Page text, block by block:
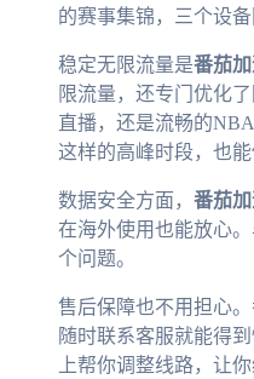
的赛事集锦，三个设
稳定无限流量是番茄
限流量，还专门优化
直播，还是流畅的
这样的高峰时段，也能
数据安全方面， 番茄
在海外使用也能放心
个问题。
售后保障也不用担心
随时联系客服就能得
上帮你调整线路，让你